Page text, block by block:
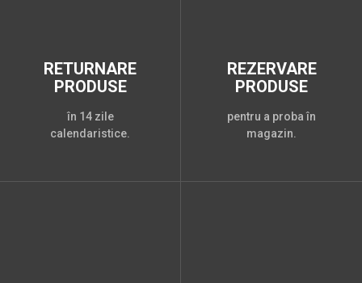
RETURNARE
PRODUSE
în 14 zile
calendaristice.
REZERVARE
PRODUSE
pentru a proba în
magazin.